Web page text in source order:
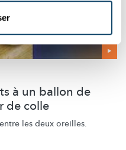
à un ballon de
de colle
les deux oreilles.